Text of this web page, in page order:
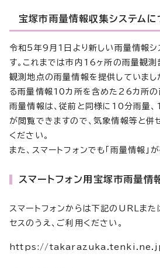
宝塚市雨量情報収集システムに
令和5年9月1日より新しい雨量情報シ
す。これまでは市内16ヶ所の雨量観測
観測地点の雨量情報を提供していまし
る雨量情報10カ所を含めた26カ所の
雨量情報は、従前と同様に10分雨量、
が閲覧できますので、気象情報等と併
ください。
また、スマートフォンでも「雨量情報」
スマートフォン用宝塚市雨量
スマートフォンからは下記のURLまた
セスのうえ、ご利用ください。
https://